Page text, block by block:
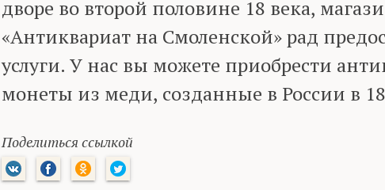
дворе во второй половине 18 века,
«Антиквариат на Смоленской» рад
услуги. У нас вы можете приобрести
монеты из меди, созданные в России в
Поделиться ссылкой